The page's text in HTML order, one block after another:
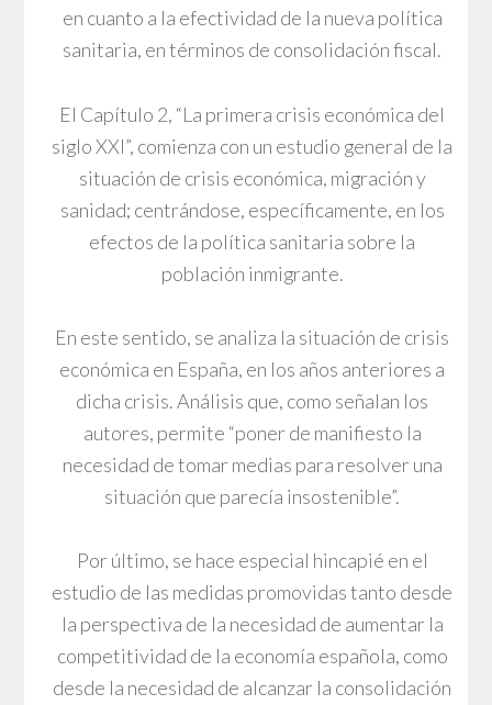
en cuanto a la efectividad de la nueva política
sanitaria, en términos de consolidación fiscal.
El Capítulo 2, “La primera crisis económica del
siglo XXI”, comienza con un estudio general de la
situación de crisis económica, migración y
sanidad; centrándose, específicamente, en los
efectos de la política sanitaria sobre la
población inmigrante.
En este sentido, se analiza la situación de crisis
económica en España, en los años anteriores a
dicha crisis. Análisis que, como señalan los
autores, permite “poner de manifiesto la
necesidad de tomar medias para resolver una
situación que parecía insostenible”.
Por último, se hace especial hincapié en el
estudio de las medidas promovidas tanto desde
la perspectiva de la necesidad de aumentar la
competitividad de la economía española, como
desde la necesidad de alcanzar la consolidación